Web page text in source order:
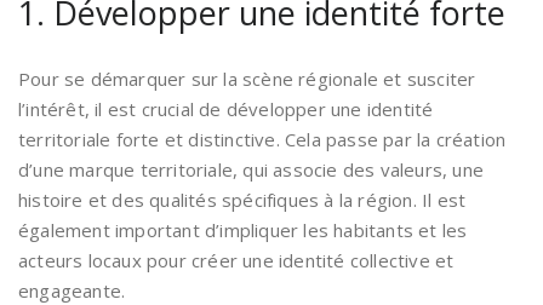
1. Développer une identité forte
Pour se démarquer sur la scène régionale et susciter
l’intérêt, il est crucial de développer une identité
territoriale forte et distinctive. Cela passe par la création
d’une marque territoriale, qui associe des valeurs, une
histoire et des qualités spécifiques à la région. Il est
également important d’impliquer les habitants et les
acteurs locaux pour créer une identité collective et
engageante.